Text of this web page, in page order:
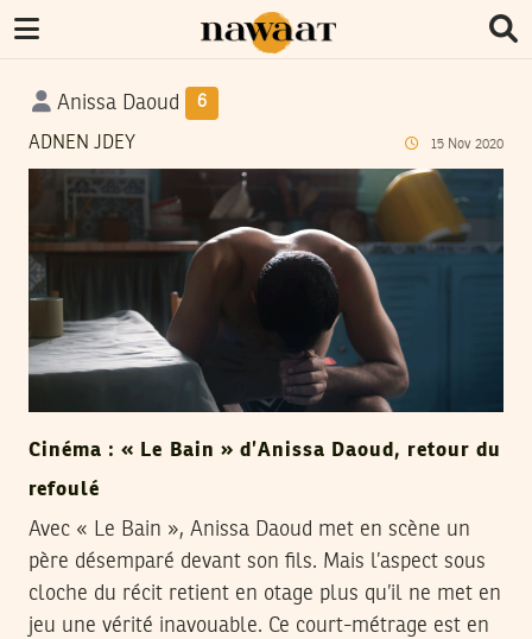
Anissa Daoud 6
ADNEN JDEY 15 Nov 2020
Cinéma : « Le Bain » d’Anissa Daoud, retour du
refoulé
Avec « Le Bain », Anissa Daoud met en scène un
père désemparé devant son fils. Mais l’aspect sous
cloche du récit retient en otage plus qu’il ne met en
jeu une vérité inavouable. Ce court-métrage est en